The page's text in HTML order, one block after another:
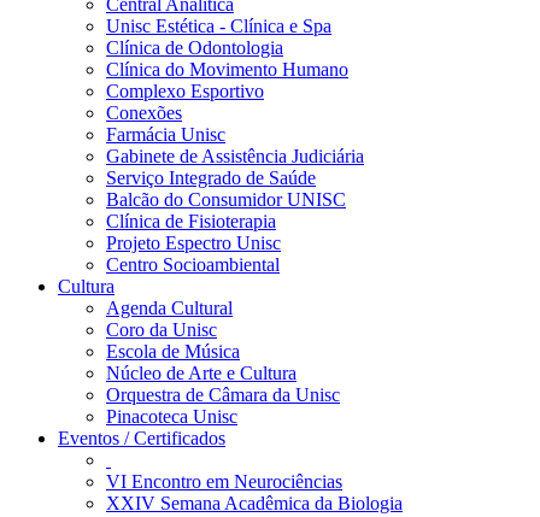
Central Analítica
Unisc Estética - Clínica e Spa
Clínica de Odontologia
Clínica do Movimento Humano
Complexo Esportivo
Conexões
Farmácia Unisc
Gabinete de Assistência Judiciária
Serviço Integrado de Saúde
Balcão do Consumidor UNISC
Clínica de Fisioterapia
Projeto Espectro Unisc
Centro Socioambiental
Cultura
Agenda Cultural
Coro da Unisc
Escola de Música
Núcleo de Arte e Cultura
Orquestra de Câmara da Unisc
Pinacoteca Unisc
Eventos / Certificados
VI Encontro em Neurociências
XXIV Semana Acadêmica da Biologia